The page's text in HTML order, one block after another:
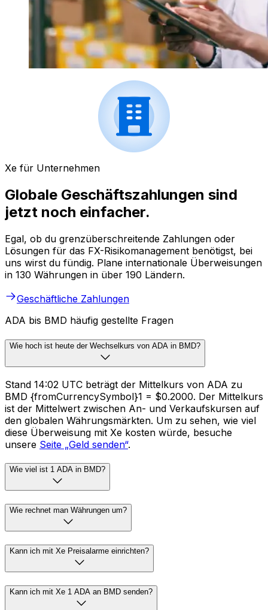
Xe für Unternehmen
Globale Geschäftszahlungen sind
jetzt noch einfacher.
Egal, ob du grenzüberschreitende Zahlungen oder
Lösungen für das FX-Risikomanagement benötigst, bei
uns wirst du fündig. Plane internationale Überweisungen
in 130 Währungen in über 190 Ländern.
Geschäftliche Zahlungen
ADA bis BMD häufig gestellte Fragen
Wie hoch ist heute der Wechselkurs von ADA in BMD?
Stand 14:02 UTC beträgt der Mittelkurs von ADA zu
BMD {fromCurrencySymbol}1 = $0.2000. Der Mittelkurs
ist der Mittelwert zwischen An- und Verkaufskursen auf
den globalen Währungsmärkten. Um zu sehen, wie viel
diese Überweisung mit Xe kosten würde, besuche
unsere Seite „Geld senden“.
Wie viel ist 1 ADA in BMD?
Wie rechnet man Währungen um?
Kann ich mit Xe Preisalarme einrichten?
Kann ich mit Xe 1 ADA an BMD senden?